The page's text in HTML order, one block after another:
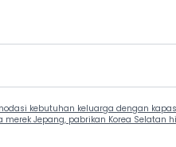
kebutuhan keluarga dengan
Jepang, pabrikan Korea Selatan